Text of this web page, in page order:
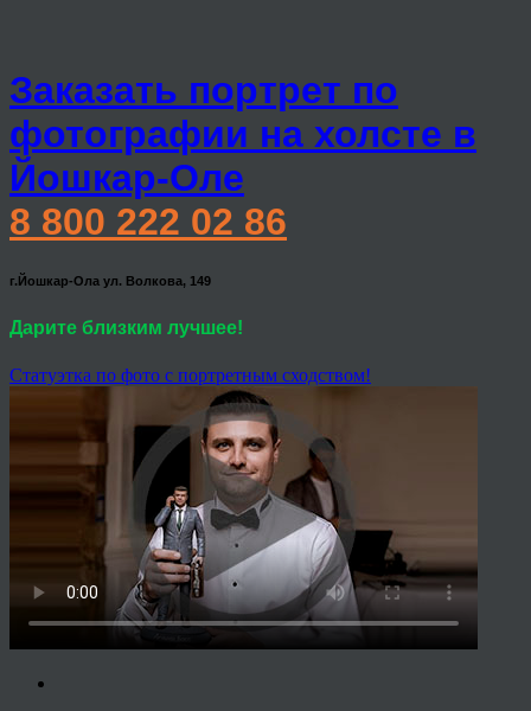
Заказать портрет по
фотографии на холсте в
Йошкар-Оле
8 800 222 02 86
г.Йошкар-Ола ул. Волкова, 149
Дарите близким лучшее!
Статуэтка по фото с портретным сходством!